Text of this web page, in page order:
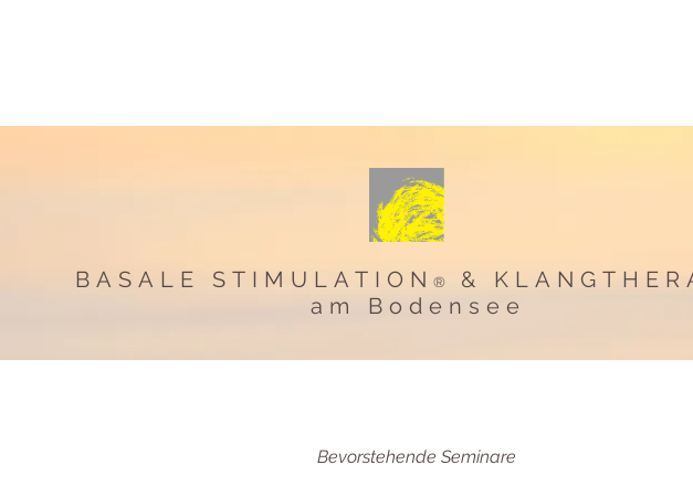
BASALE STIMULATION ®
&
am Bodensee
Bevorstehende Seminare